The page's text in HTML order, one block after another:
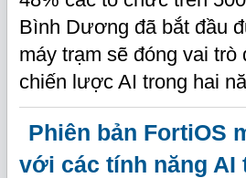
Bình Dương đã bắt đầu
máy trạm sẽ đóng vai
chiến lược AI trong hai
Phiên bản FortiOS
với các tính năng AI